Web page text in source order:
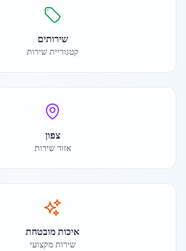
שירותים
קטגוריית שירות
צפון
אזור שירות
איכות מובטחת
שירות מקצועי